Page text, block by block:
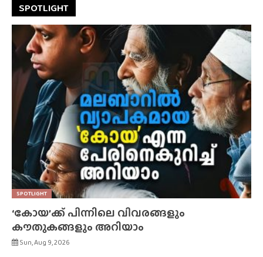
SPOTLIGHT
SPOTLIGHT
‘കോയ’ക്ക് പിന്നിലെ വിവരങ്ങളും
കൗതുകങ്ങളും അറിയാം
Sun, Aug 9, 2026